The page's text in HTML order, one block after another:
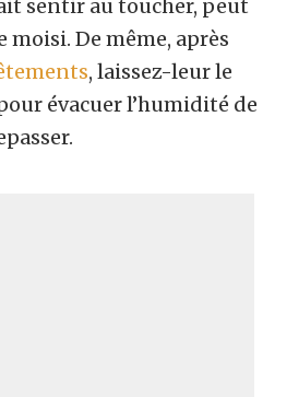
sentir au toucher, peut
moisi. De même, après
, laissez-leur le
évacuer l’humidité de